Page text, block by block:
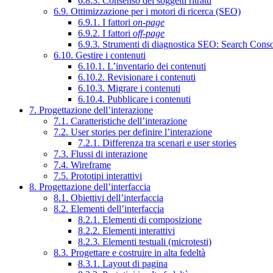
6.9. Ottimizzazione per i motori di ricerca (SEO)
6.9.1. I fattori on-page
6.9.2. I fattori off-page
6.9.3. Strumenti di diagnostica SEO: Search
6.10. Gestire i contenuti
6.10.1. L’inventario dei contenuti
6.10.2. Revisionare i contenuti
6.10.3. Migrare i contenuti
6.10.4. Pubblicare i contenuti
7. Progettazione dell’interazione
7.1. Caratteristiche dell’interazione
7.2. User stories per definire l’interazione
7.2.1. Differenza tra scenari e user stories
7.3. Flussi di interazione
7.4. Wireframe
7.5. Prototipi interattivi
8. Progettazione dell’interfaccia
8.1. Obiettivi dell’interfaccia
8.2. Elementi dell’interfaccia
8.2.1. Elementi di composizione
8.2.2. Elementi interattivi
8.2.3. Elementi testuali (microtesti)
8.3. Progettare e costruire in alta fedeltà
8.3.1. Layout di pagina